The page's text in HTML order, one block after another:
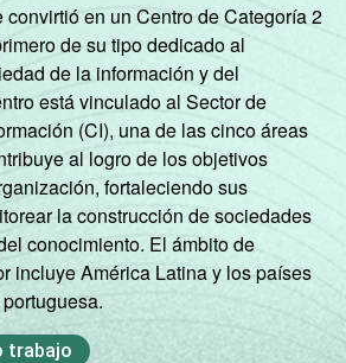
convirtió en un Centro de Categoría 2
de su tipo dedicado al
de la información y del
está vinculado al Sector de
(CI), una de las cinco áreas
al logro de los objetivos
fortaleciendo sus
la construcción de sociedades
conocimiento. El ámbito de
incluye América Latina y los países
trabajo